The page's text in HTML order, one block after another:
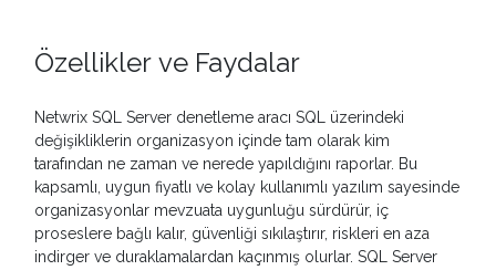
Özellikler ve Faydalar
Netwrix SQL Server denetleme aracı SQL üzerindeki
değişikliklerin organizasyon içinde tam olarak kim
tarafından ne zaman ve nerede yapıldığını raporlar. Bu
kapsamlı, uygun fiyatlı ve kolay kullanımlı yazılım sayesinde
organizasyonlar mevzuata uygunluğu sürdürür, iç
proseslere bağlı kalır, güvenliği sıkılaştırır, riskleri en aza
indirger ve duraklamalardan kaçınmış olurlar. SQL Server